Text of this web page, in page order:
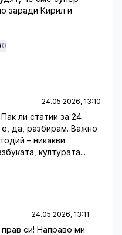
заради Кирил и
0
24.05.2026, 13:10
ли статии за 24
да, разбирам. Важно
– никакви
културата...
24.05.2026, 13:11
си! Направо ми